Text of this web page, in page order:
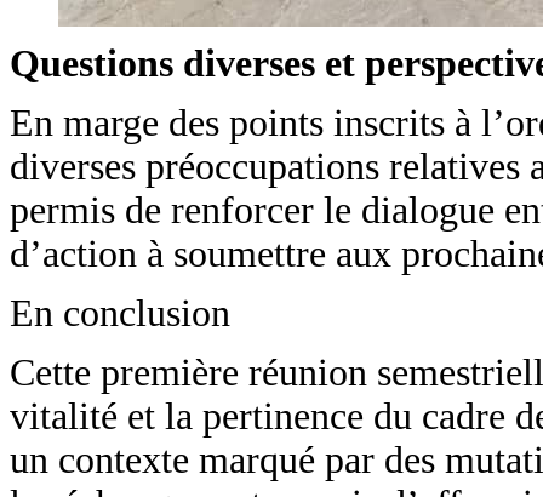
Questions diverses et
En marge des points inscrits à
diverses préoccupations relatives
permis de renforcer le dialogue
d’action à soumettre aux
En conclusion
Cette première réunion
vitalité et la pertinence du cadre
un contexte marqué par des